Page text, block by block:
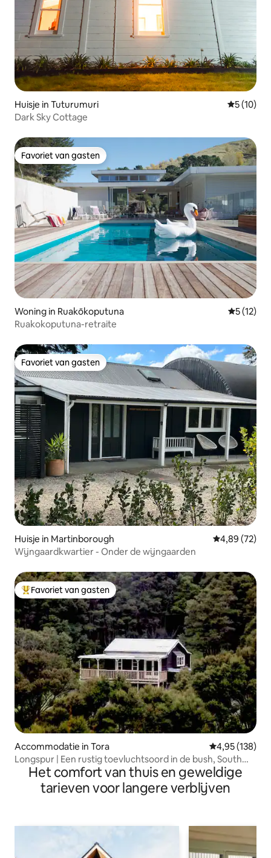
Huisje in Tuturumuri
5 (10)
Dark Sky Cottage
Favoriet van gasten
Favoriet van gasten
Woning in Ruakōkoputuna
5 (12)
Ruakokoputuna-retraite
Favoriet van gasten
Favoriet van gasten
Huisje in Martinborough Gemiddelde
4,89 (72)
Wijngaardkwartier - Onder de wijngaarden
Topfavoriet van gasten
Favoriet van gasten
Accommodatie in Tora Gemiddelde
4,95 (138)
Longspur | Een rustig toevluchtsoord in de bush, South
Wairarapa
Het comfort van thuis en geweldige
tarieven voor langere verblijven